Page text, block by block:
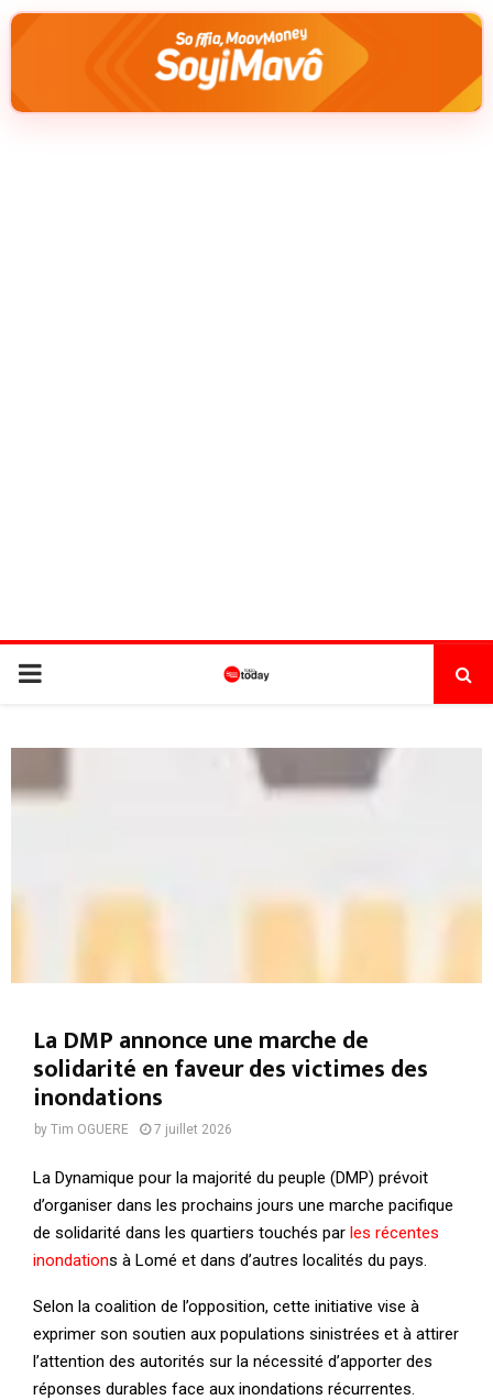
La DMP annonce une marche de
solidarité en faveur des victimes des
inondations
by Tim OGUERE 7 juillet 2026
La Dynamique pour la majorité du peuple (DMP) prévoit
d’organiser dans les prochains jours une marche pacifique
de solidarité dans les quartiers touchés par les récentes
inondations à Lomé et dans d’autres localités du pays.
Selon la coalition de l’opposition, cette initiative vise à
exprimer son soutien aux populations sinistrées et à attirer
l’attention des autorités sur la nécessité d’apporter des
réponses durables face aux inondations récurrentes.